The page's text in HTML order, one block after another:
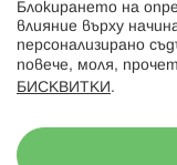
Блокирането на
влияние върху
персонализирано
повече, моля,
БИСКВИТКИ .